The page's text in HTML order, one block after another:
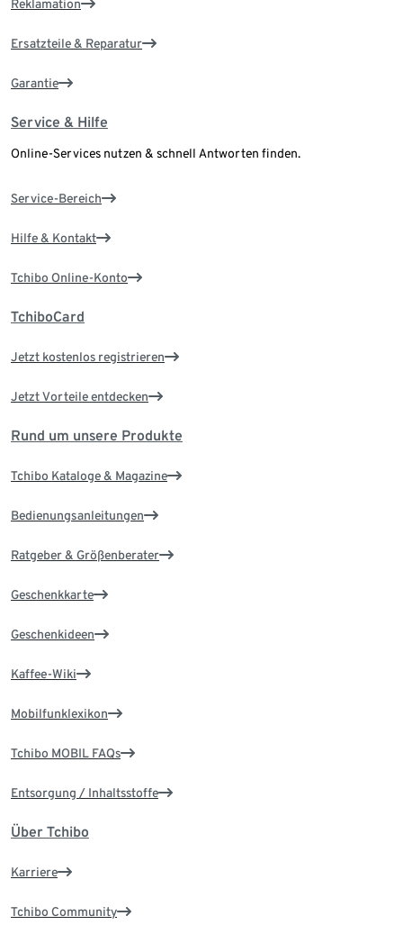
Reklamation
Ersatzteile & Reparatur
Garantie
Service & Hilfe
Online-Services nutzen & schnell Antworten finden.
Service-Bereich
Hilfe & Kontakt
Tchibo Online-Konto
TchiboCard
Jetzt kostenlos registrieren
Jetzt Vorteile entdecken
Rund um unsere Produkte
Tchibo Kataloge & Magazine
Bedienungsanleitungen
Ratgeber & Größenberater
Geschenkkarte
Geschenkideen
Kaffee-Wiki
Mobilfunklexikon
Tchibo MOBIL FAQs
Entsorgung / Inhaltsstoffe
Über Tchibo
Karriere
Tchibo Community